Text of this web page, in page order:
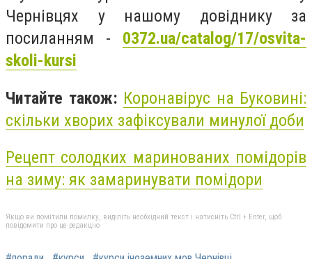
Чернівцях у нашому довіднику за
посиланням - 0372.ua/catalog/17/osvita-
skoli-kursi
Читайте також: Коронавірус на Буковині:
скільки хворих зафіксували минулої доби
Рецепт солодких маринованих помідорів
на зиму: як замаринувати помідори
Якщо ви помітили помилку, виділіть необхідний текст і натисніть Ctrl + Enter, щоб
повідомити про це редакцію